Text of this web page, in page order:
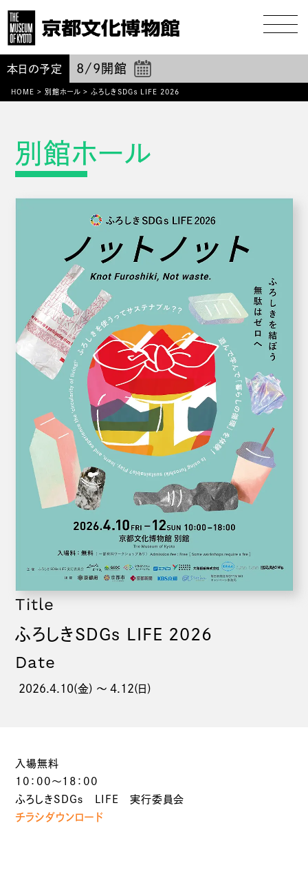
本日の予定 8/9 開館
HOME > 別館ホール> ふろしきSDGｓ LIFE 2026
Title
ふろしきSDGｓ LIFE 2026
Date
2026.4.10(金) 〜 4.12(日)
入場無料
10：00～18：00
ふろしきSDGｓ LIFE 実行委員会
チラシダウンロード